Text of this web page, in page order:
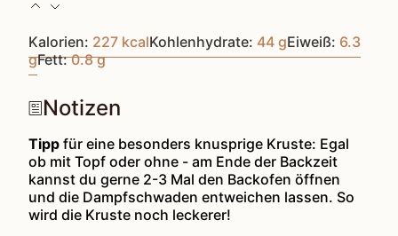
Kalorien: 227 kcalKohlenhydrate: 44 gEiweiß: 6.3
gFett:0.8 g
Notizen
Tipp für eine besonders knusprige Kruste: Egal
ob mit Topf oder ohne - am Ende der Backzeit
kannst du gerne 2-3 Mal den Backofen öffnen
und die Dampfschwaden entweichen lassen. So
wird die Kruste noch leckerer!